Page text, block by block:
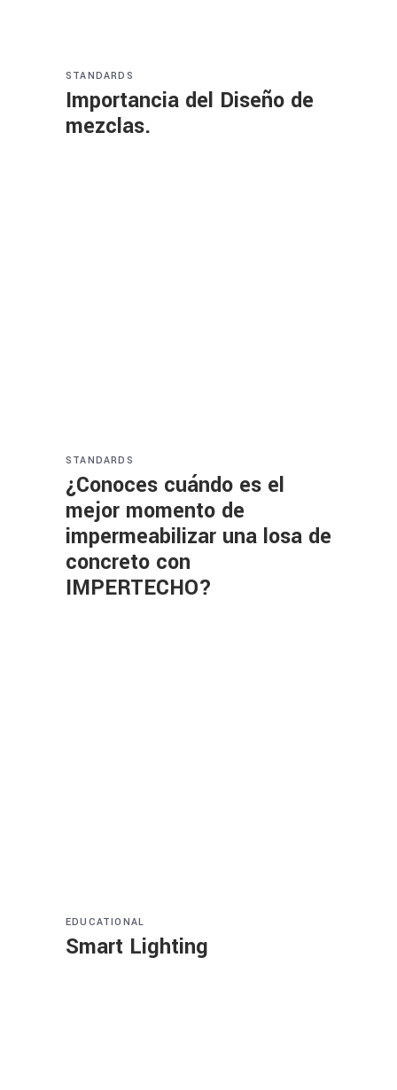
STANDARDS
Importancia del Diseño de
mezclas.
STANDARDS
¿Conoces cuándo es el
mejor momento de
impermeabilizar una losa de
concreto con
IMPERTECHO?
EDUCATIONAL
Smart Lighting